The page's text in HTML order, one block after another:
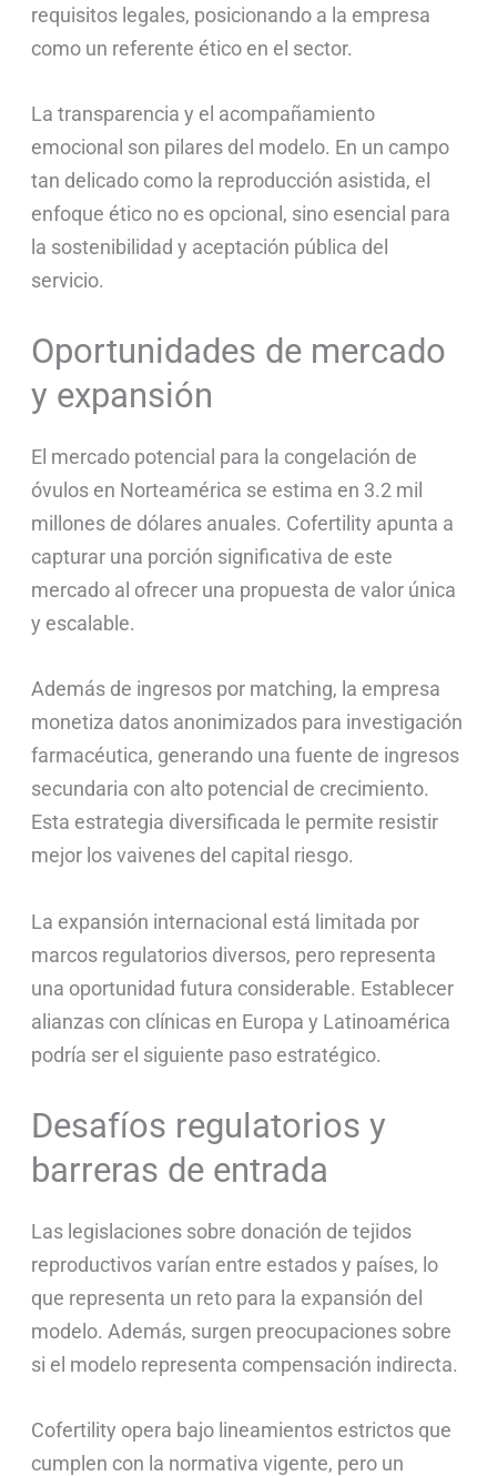
requisitos legales, posicionando a la empresa
como un referente ético en el sector.
La transparencia y el acompañamiento
emocional son pilares del modelo. En un campo
tan delicado como la reproducción asistida, el
enfoque ético no es opcional, sino esencial para
la sostenibilidad y aceptación pública del
servicio.
Oportunidades de mercado
y expansión
El mercado potencial para la congelación de
óvulos en Norteamérica se estima en 3.2 mil
millones de dólares anuales. Cofertility apunta a
capturar una porción significativa de este
mercado al ofrecer una propuesta de valor única
y escalable.
Además de ingresos por matching, la empresa
monetiza datos anonimizados para investigación
farmacéutica, generando una fuente de ingresos
secundaria con alto potencial de crecimiento.
Esta estrategia diversificada le permite resistir
mejor los vaivenes del capital riesgo.
La expansión internacional está limitada por
marcos regulatorios diversos, pero representa
una oportunidad futura considerable. Establecer
alianzas con clínicas en Europa y Latinoamérica
podría ser el siguiente paso estratégico.
Desafíos regulatorios y
barreras de entrada
Las legislaciones sobre donación de tejidos
reproductivos varían entre estados y países, lo
que representa un reto para la expansión del
modelo. Además, surgen preocupaciones sobre
si el modelo representa compensación indirecta.
Cofertility opera bajo lineamientos estrictos que
cumplen con la normativa vigente, pero un